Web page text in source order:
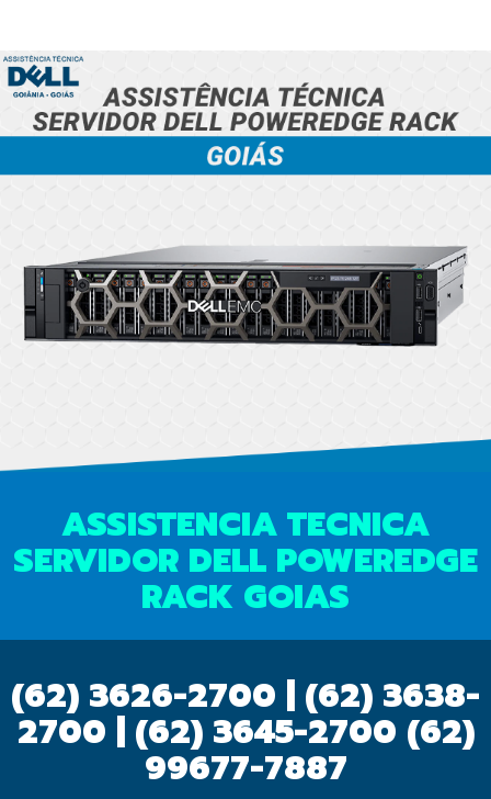
ASSISTENCIA TECNICA
SERVIDOR DELL POWEREDGE
RACK GOIAS
(62) 3626-2700 | (62) 3638-
2700 | (62) 3645-2700 (62)
99677-7887